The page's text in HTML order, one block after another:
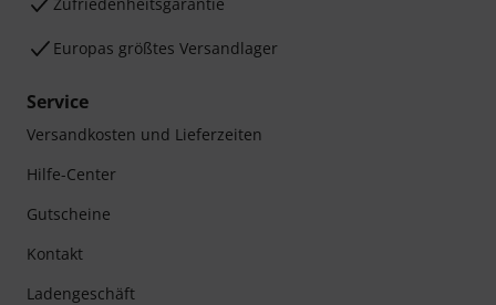
Europas größtes Versandlager
Service
Versandkosten und Lieferzeiten
Hilfe-Center
Gutscheine
Kontakt
Ladengeschäft